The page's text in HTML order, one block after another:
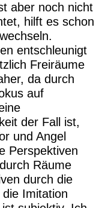
aber noch nicht
hilft es schon
entschleunigt
Freiräume
da durch
auf
der Fall ist,
und Angel
Perspektiven
Räume
durch die
Imitation